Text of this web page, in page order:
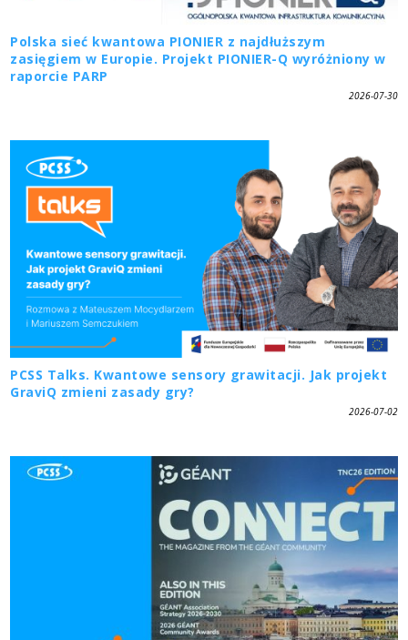
Polska sieć kwantowa PIONIER z najdłuższym
zasięgiem w Europie. Projekt PIONIER-Q wyróżniony w
raporcie PARP
2026-07-30
PCSS Talks. Kwantowe sensory grawitacji. Jak projekt
GraviQ zmieni zasady gry?
2026-07-02